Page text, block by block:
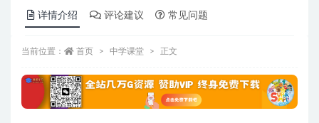
详情介绍 评论建议 常见问题
当前位置： 首页 中学课堂 正文